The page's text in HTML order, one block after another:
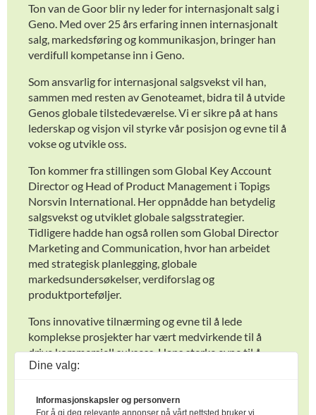
Ton van de Goor blir ny leder for internasjonalt salg i
Geno. Med over 25 års erfaring innen internasjonalt
salg, markedsføring og kommunikasjon, bringer han
verdifull kompetanse inn i Geno.
Som ansvarlig for internasjonal salgsvekst vil han,
sammen med resten av Genoteamet, bidra til å utvide
Genos globale tilstedeværelse. Vi er sikre på at hans
lederskap og visjon vil styrke vår posisjon og evne til å
vokse og utvikle oss.
Ton kommer fra stillingen som Global Key Account
Director og Head of Product Management i Topigs
Norsvin International. Her oppnådde han betydelig
salgsvekst og utviklet globale salgsstrategier.
Tidligere hadde han også rollen som Global Director
Marketing and Communication, hvor han arbeidet
med strategisk planlegging, globale
markedsundersøkelser, verdiforslag og
produktporteføljer.
Tons innovative tilnærming og evne til å lede
komplekse prosjekter har vært medvirkende til å
drive kommersiell suksess. Hans sterke evne til å
bygge relasjoner og kommunisere, vil være svært
– Vi er veldig glade for å ha Ton med på laget, sier
Dine valg:
Informasjonskapsler og personvern
For å gi deg relevante annonser på vårt nettsted bruker vi